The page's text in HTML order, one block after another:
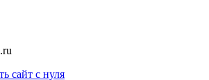
сайт с нуля